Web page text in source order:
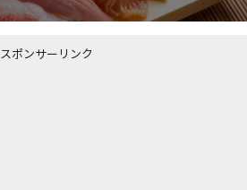
スポンサーリンク